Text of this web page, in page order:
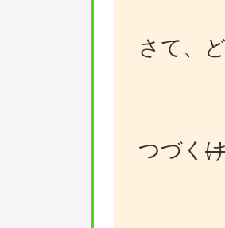
さて、
つづく